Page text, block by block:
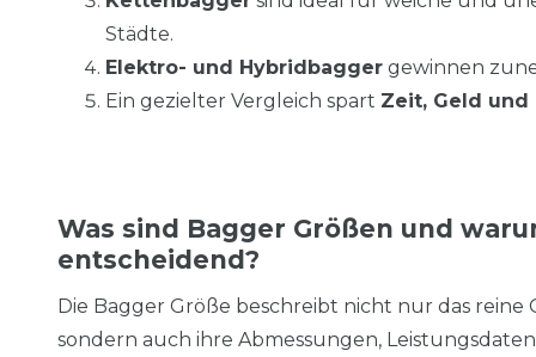
Städte.
Elektro- und Hybridbagger gewinnen
Ein gezielter Vergleich spart Zeit, Geld
Was sind Bagger Größen und
entscheidend?
Die Bagger Größe beschreibt nicht nur das reine
sondern auch ihre Abmessungen,